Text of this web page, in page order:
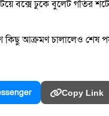
বক্সে ঢুকে বুলেট
কিছু আক্রমণ চালালেও
Copy Link